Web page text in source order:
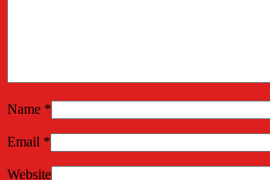
Name *
Email *
Website